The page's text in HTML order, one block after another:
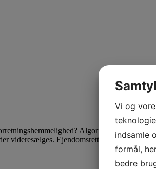
Algoritmer tilhører os
videresælges. Ejendomsretten til egne
Vi og
indsamle
formål,
bedre